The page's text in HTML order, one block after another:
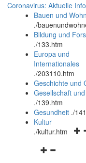
Coronavirus: Aktuelle
Bauen und
./
Bildung und
./133.htm
Europa und
Internationales
./203110.htm
Geschichte und
Gesellschaft
./139.htm
Gesundheit ./
Kultur
./kultur.htm